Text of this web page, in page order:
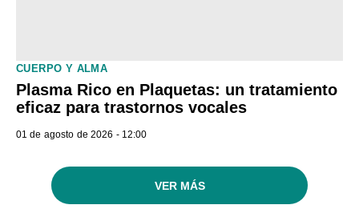
CUERPO Y ALMA
Plasma Rico en Plaquetas: un tratamiento
eficaz para trastornos vocales
01 de agosto de 2026 - 12:00
VER MÁS